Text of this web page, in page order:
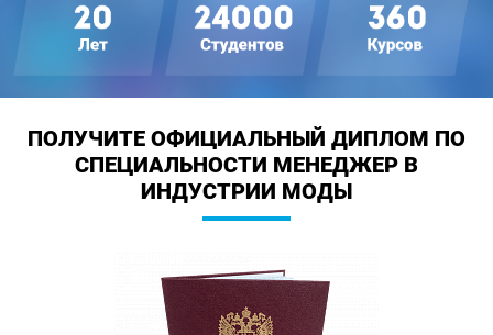
ПОЛУЧИТЕ ОФИЦИАЛЬНЫЙ ДИПЛОМ ПО
СПЕЦИАЛЬНОСТИ МЕНЕДЖЕР В
ИНДУСТРИИ МОДЫ